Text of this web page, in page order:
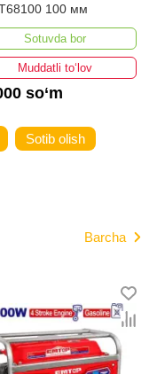
100 мм
Sotuvda bor
Muddatli to‘lov
so‘m
Sotib olish
Barcha